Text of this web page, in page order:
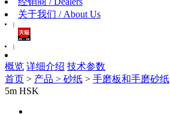
关于我们 / About Us
|
|
概览 详细介绍 技术参数
首页 > 产品 > 砂纸 > 手磨板和手磨砂纸
5m HSK